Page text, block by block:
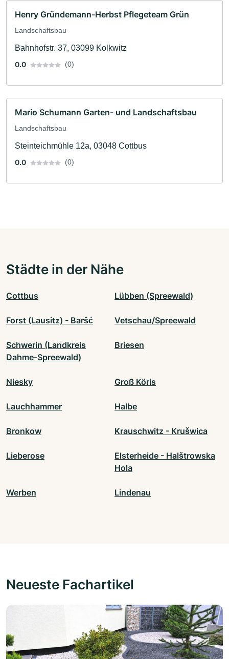
Henry Gründemann-Herbst Pflegeteam Grün
Landschaftsbau
Bahnhofstr. 37, 03099 Kolkwitz
0.0
(0)
Mario Schumann Garten- und Landschaftsbau
Landschaftsbau
Steinteichmühle 12a, 03048 Cottbus
0.0
(0)
Städte in der Nähe
Cottbus Lübben (Spreewald)
Forst (Lausitz) - Baršć Vetschau/Spreewald
Schwerin (Landkreis
Dahme-Spreewald)
Briesen
Niesky Groß Köris
Lauchhammer Halbe
Bronkow Krauschwitz - Krušwica
Lieberose
Elsterheide - Halštrowska
Hola
Werben Lindenau
Neueste Fachartikel